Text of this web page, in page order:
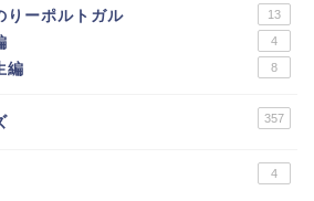
りーポルトガル 13
4
編 8
357
4